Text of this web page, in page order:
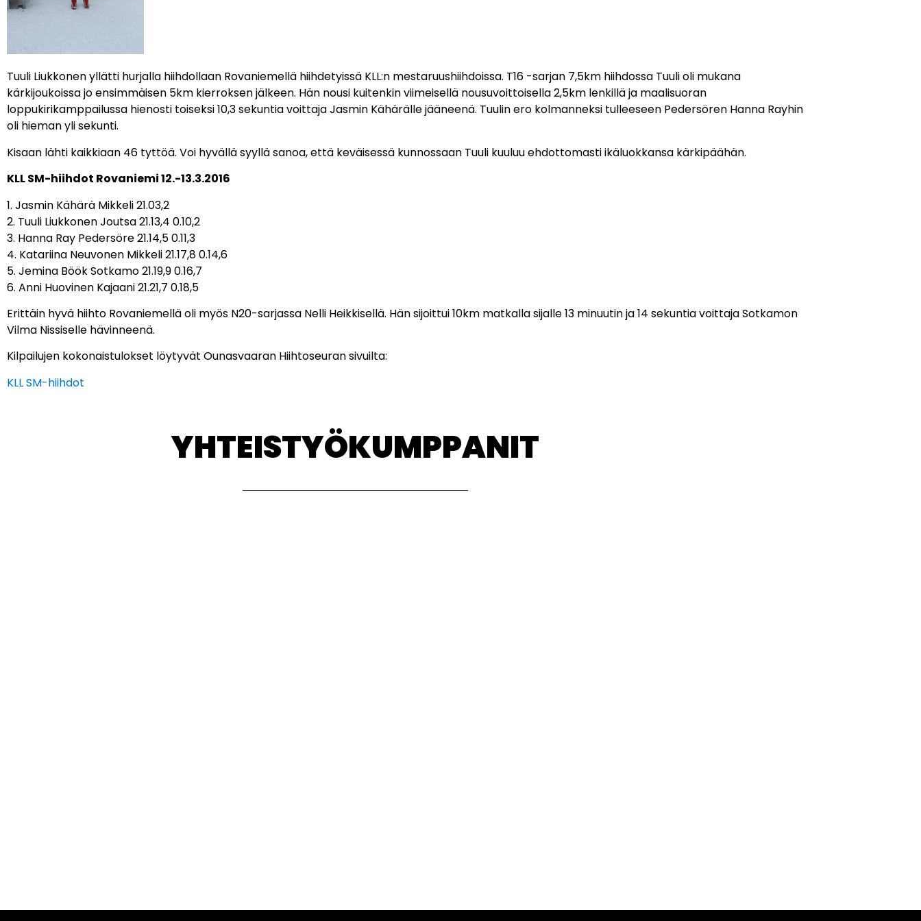
Tuuli Liukkonen yllätti hurjalla hiihdollaan Rovaniemellä hiihdetyissä KLL:n mestaruushiihdoissa. T16 -sarjan 7,5km hiihdossa Tuuli oli mukana
kärkijoukoissa jo ensimmäisen 5km kierroksen jälkeen. Hän nousi kuitenkin viimeisellä nousuvoittoisella 2,5km lenkillä ja maalisuoran
loppukirikamppailussa hienosti toiseksi 10,3 sekuntia voittaja Jasmin Kähärälle jääneenä. Tuulin ero kolmanneksi tulleeseen Pedersören Hanna Rayhin
oli hieman yli sekunti.
Kisaan lähti kaikkiaan 46 tyttöä. Voi hyvällä syyllä sanoa, että keväisessä kunnossaan Tuuli kuuluu ehdottomasti ikäluokkansa kärkipäähän.
KLL SM-hiihdot Rovaniemi 12.-13.3.2016
1. Jasmin Kähärä Mikkeli 21.03,2
2. Tuuli Liukkonen Joutsa 21.13,4 0.10,2
3. Hanna Ray Pedersöre 21.14,5 0.11,3
4. Katariina Neuvonen Mikkeli 21.17,8 0.14,6
5. Jemina Böök Sotkamo 21.19,9 0.16,7
6. Anni Huovinen Kajaani 21.21,7 0.18,5
Erittäin hyvä hiihto Rovaniemellä oli myös N20-sarjassa Nelli Heikkisellä. Hän sijoittui 10km matkalla sijalle 13 minuutin ja 14 sekuntia voittaja Sotkamon
Vilma Nissiselle hävinneenä.
Kilpailujen kokonaistulokset löytyvät Ounasvaaran Hiihtoseuran sivuilta:
KLL SM-hiihdot
YHTEISTYÖKUMPPANIT